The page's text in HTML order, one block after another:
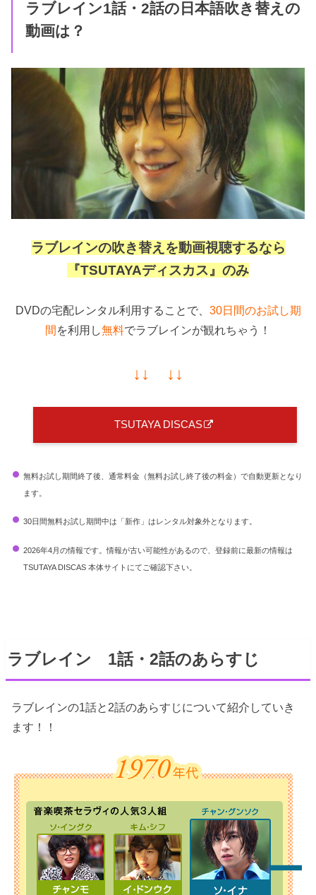
ラブレイン1話・2話の日本語吹き替えの
動画は？
ラブレインの吹き替えを動画視聴するなら
『TSUTAYAディスカス』のみ
DVDの宅配レンタル利用することで、 30日間のお試し期
間を利用し無料でラブレインが観れちゃう！
↓↓ ↓↓
TSUTAYA DISCAS
無料お試し期間終了後、通常料金（無料お試し終了後の料金）で自動更新となり
ます。
30日間無料お試し期間中は「新作」はレンタル対象外となります。
2026年4月の情報です。情報が古い可能性があるので、登録前に最新の情報は
TSUTAYA DISCAS 本体サイトにてご確認下さい。
ラブレイン 1話・2話のあらすじ
ラブレインの1話と2話のあらすじについて紹介していき
ます！！